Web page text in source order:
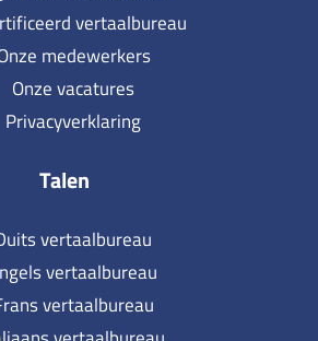
vertaalbureau
medewerkers
Onze vacatures
Privacyverklaring
Talen
vertaalbureau
vertaalbureau
vertaalbureau